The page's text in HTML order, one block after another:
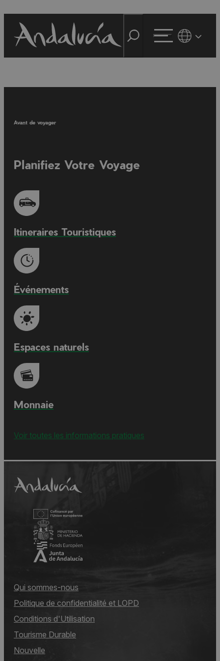
Avant de voyager
Planifiez Votre Voyage
Itineraires Touristiques
Événements
Espaces naturels
Monnaie
Voir toutes les informations pratiques
Qui sommes-nous
Politique de confidentialité et LOPD
Conditions d'Utilisation
Tourisme Durable
Nouvelle